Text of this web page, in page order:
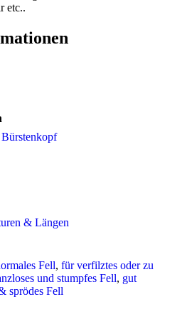
etc..
& Längen
Fell, für verfilztes oder zu
und stumpfes Fell, gut
sprödes Fell